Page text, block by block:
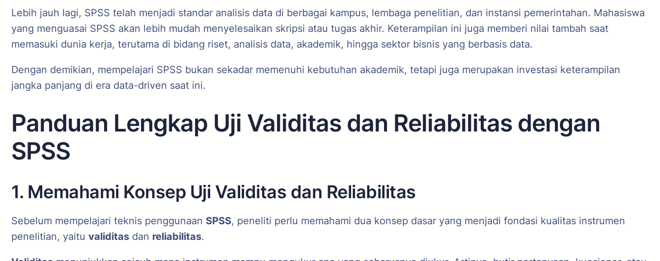
Lebih jauh lagi, SPSS telah menjadi standar analisis data di berbagai kampus, lembaga penelitian, dan instansi pemerintahan. Mahasiswa
yang menguasai SPSS akan lebih mudah menyelesaikan skripsi atau tugas akhir. Keterampilan ini juga memberi nilai tambah saat
memasuki dunia kerja, terutama di bidang riset, analisis data, akademik, hingga sektor bisnis yang berbasis data.
Dengan demikian, mempelajari SPSS bukan sekadar memenuhi kebutuhan akademik, tetapi juga merupakan investasi keterampilan
jangka panjang di era data-driven saat ini.
Panduan Lengkap Uji Validitas dan Reliabilitas dengan
SPSS
1. Memahami Konsep Uji Validitas dan Reliabilitas
Sebelum mempelajari teknis penggunaan SPSS, peneliti perlu memahami dua konsep dasar yang menjadi fondasi kualitas instrumen
penelitian, yaitu validitas dan reliabilitas.